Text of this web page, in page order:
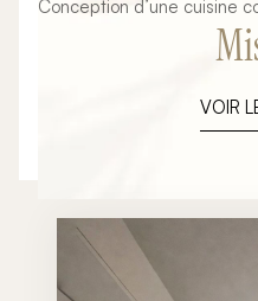
Conception d’une cuisine
gamme mêlant lignes
éclairages architecturaux
VOIR